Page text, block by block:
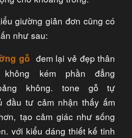
giường giản đơn cũng có
như sau:
gỗ đem lại vẻ đẹp thân
kém phần đẳng
không. tone gỗ tự
đầu tư cảm nhận thấy ấm
tạo cảm giác như sống
với kiểu dáng thiết kế tinh